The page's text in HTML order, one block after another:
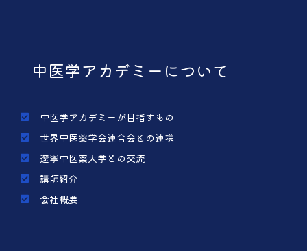
中医学アカデミーについて
中医学アカデミーが目指すもの
世界中医薬学会連合会との連携
遼寧中医薬大学との交流
講師紹介
会社概要